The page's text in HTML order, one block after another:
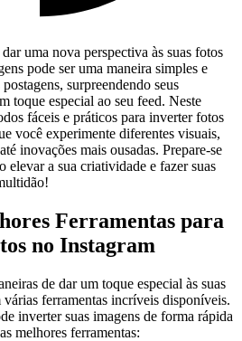
uma⁣ nova ‌perspectiva às suas fotos
pode ser uma maneira ​simples e⁢
surpreendendo seus
toque especial ao⁣ seu⁢ feed. Neste
fáceis e práticos para inverter fotos
você experimente diferentes visuais,
⁢inovações mais ousadas. Prepare-se
⁢elevar a sua criatividade e fazer suas
Ferramentas para
no ⁤Instagram
de⁤ dar um​ toque especial ‍às suas‍
ferramentas incríveis disponíveis.⁤
inverter suas imagens de forma rápida
melhores ferramentas: